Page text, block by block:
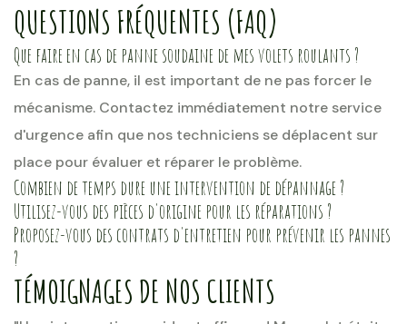
QUESTIONS FRÉQUENTES (FAQ)
Que faire en cas de panne soudaine de mes volets roulants ?
En cas de panne, il est important de ne pas forcer le
mécanisme. Contactez immédiatement notre service
d'urgence afin que nos techniciens se déplacent sur
place pour évaluer et réparer le problème.
Combien de temps dure une intervention de dépannage ?
Utilisez-vous des pièces d'origine pour les réparations ?
Proposez-vous des contrats d'entretien pour prévenir les pannes
?
TÉMOIGNAGES DE NOS CLIENTS